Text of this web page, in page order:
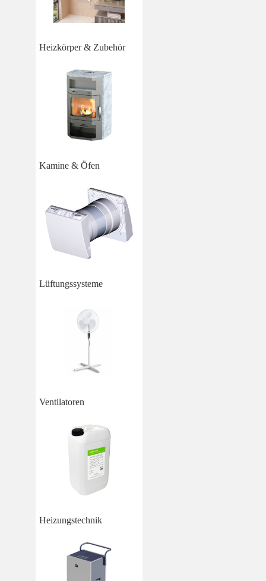
Heizkörper & Zubehör
Kamine & Öfen
Lüftungssysteme
Ventilatoren
Heizungstechnik